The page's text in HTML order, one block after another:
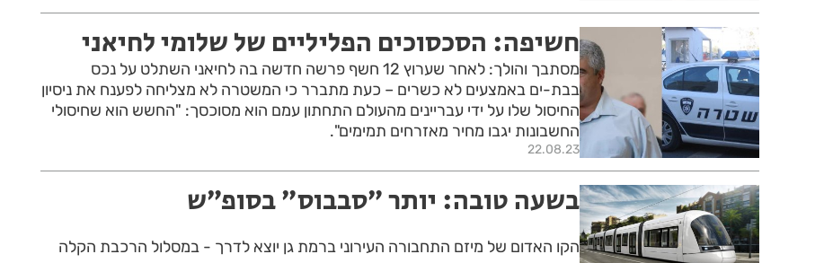
חשיפה: הסכסוכים הפליליים של שלומי לחיאני
מסתבך והולך: לאחר שערוץ 12 חשף פרשה חדשה בה לחיאני השתלט על נכס
בבת-ים באמצעים לא כשרים – כעת מתברר כי המשטרה לא מצליחה לפענח את ניסיון
החיסול שלו על ידי עבריינים מהעולם התחתון עמם הוא מסוכסך: "החשש הוא שחיסולי
החשבונות יגבו מחיר מאזרחים תמימים".
22.08.23
בשעה טובה: יותר ״סבבוס״ בסופ״ש
הקו האדום של מיזם התחבורה העירוני ברמת גן יוצא לדרך - במסלול הרכבת הקלה